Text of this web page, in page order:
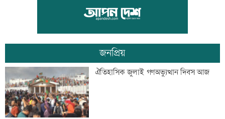
বিএনপি গণমাধ্যমের স্বাধীনতায় বিশ্বাস করে:
প্রতিমন্ত্রী টুকু
তিস্তা মহাপরিকল্পনার কাজ শিগগিরই শুরু
হচ্ছে: প্রতিমন্ত্রী ফরহাদ
জনপ্রিয়
ঐতিহাসিক জুলাই গণঅভ্যুত্থান দিবস আজ